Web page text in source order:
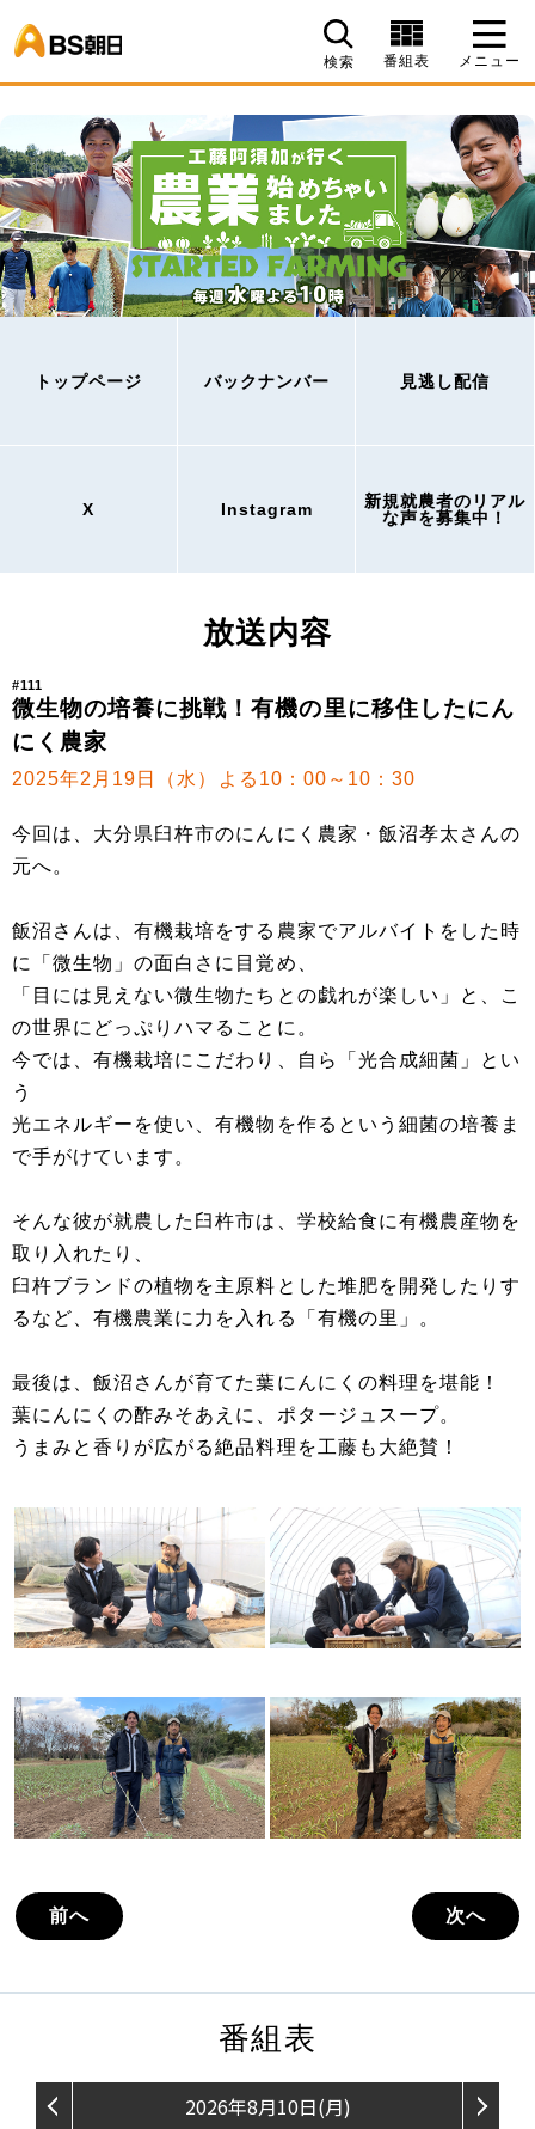
検索 番組表 メニュー
トップページ バックナンバー 見逃し配信
X Instagram
新規就農者のリアル
な声を募集中！
放送内容
#111
微生物の培養に挑戦！有機の里に移住したにん
にく農家
2025年2月19日（水）よる10：00～10：30
今回は、大分県臼杵市のにんにく農家・飯沼孝太さんの
元へ。
飯沼さんは、有機栽培をする農家でアルバイトをした時
に「微生物」の面白さに目覚め、
「目には見えない微生物たちとの戯れが楽しい」と、こ
の世界にどっぷりハマることに。
今では、有機栽培にこだわり、自ら「光合成細菌」とい
う
光エネルギーを使い、有機物を作るという細菌の培養ま
で手がけています。
そんな彼が就農した臼杵市は、学校給食に有機農産物を
取り入れたり、
臼杵ブランドの植物を主原料とした堆肥を開発したりす
るなど、有機農業に力を入れる「有機の里」。
最後は、飯沼さんが育てた葉にんにくの料理を堪能！
葉にんにくの酢みそあえに、ポタージュスープ。
うまみと香りが広がる絶品料理を工藤も大絶賛！
前へ 次へ
番組表